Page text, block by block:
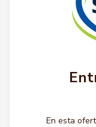
En esta